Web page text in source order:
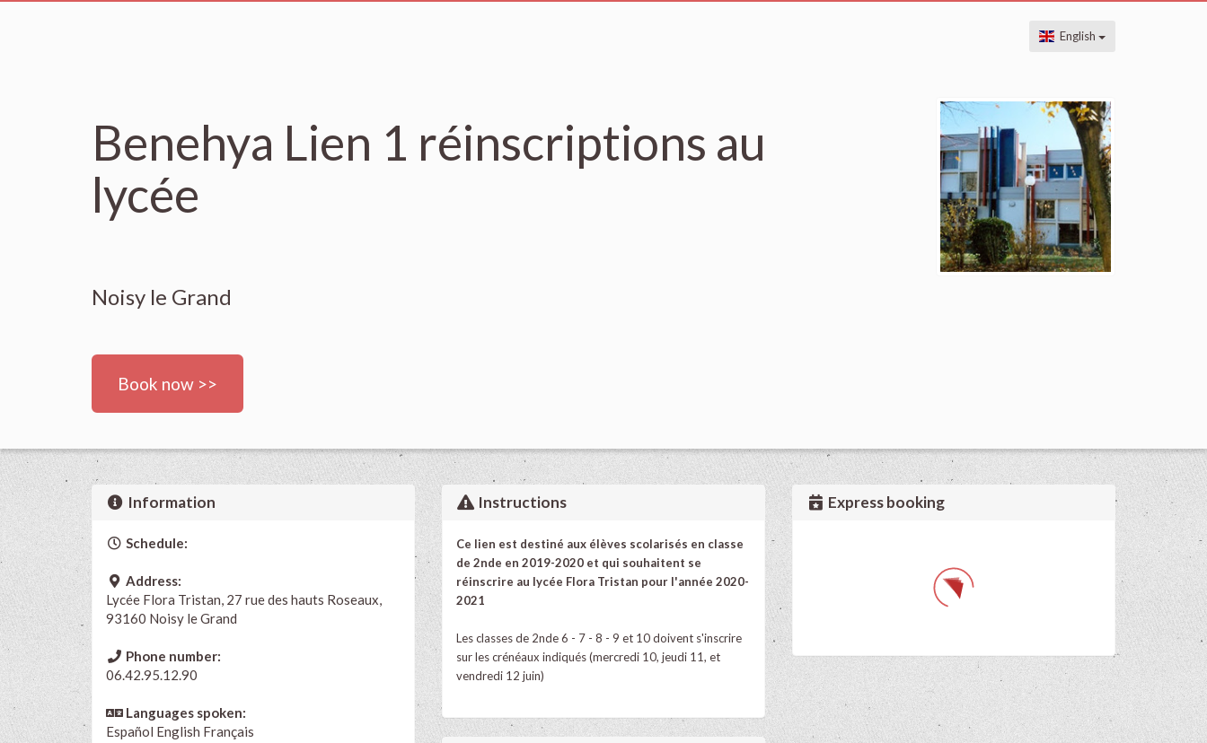
English
Benehya Lien 1 réinscriptions au
lycée
Noisy le Grand
Book now >>
Information
Schedule:
Address:
Lycée Flora Tristan, 27 rue des hauts Roseaux,
93160 Noisy le Grand
Phone number:
06.42.95.12.90
Languages spoken:
Español English Français
Instructions
Ce lien est destiné aux élèves scolarisés en classe
de 2nde en 2019-2020 et qui souhaitent se
réinscrire au lycée Flora Tristan pour l'année 2020-
2021
Les classes de 2nde 6 - 7 - 8 - 9 et 10 doivent s'inscrire
sur les crénéaux indiqués (mercredi 10, jeudi 11, et
vendredi 12 juin)
Express booking